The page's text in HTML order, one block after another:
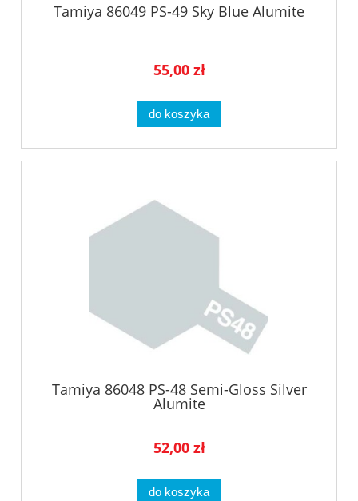
Tamiya 86049 PS-49 Sky Blue Alumite
55,00 zł
do koszyka
Tamiya 86048 PS-48 Semi-Gloss Silver
Alumite
52,00 zł
do koszyka